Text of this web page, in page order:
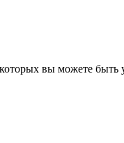
вы можете быть